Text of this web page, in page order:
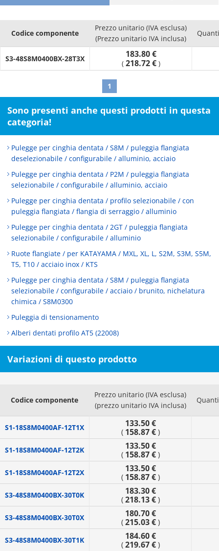
Codice componente
Prezzo unitario (IVA esclusa)
(Prezzo unitario IVA inclusa)
S3-48S8M0400BX-28T3X 183.80 €
( 218.72 € )
1
Sono presenti anche questi prodotti in questa
categoria!
Pulegge per cinghia dentata / S8M / puleggia flangiata
deselezionabile / configurabile / alluminio, acciaio
Pulegge per cinghia dentata / P2M / puleggia flangiata
selezionabile / configurabile / alluminio, acciaio
Pulegge per cinghia dentata / profilo selezionabile / con
puleggia flangiata / flangia di serraggio / alluminio
Pulegge per cinghia dentata / 2GT / puleggia flangiata
selezionabile / configurabile / alluminio
Ruote flangiate / per KATAYAMA / MXL, XL, L, S2M, S3M, S5M,
T5, T10 / acciaio inox / KTS
Pulegge per cinghia dentata / S8M / puleggia flangiata
selezionabile / configurabile / acciaio / brunito, nichelatura
chimica / S8M0300
Puleggia di tensionamento
Alberi dentati profilo AT5 (22008)
Variazioni di questo prodotto
Codice componente
Prezzo unitario (IVA esclusa)
(prezzo unitario IVA inclusa)
S1-18S8M0400AF-12T1X 133.50 €
( 158.87 €)
S1-18S8M0400AF-12T2K 133.50 €
( 158.87 €)
S1-18S8M0400AF-12T2X 133.50 €
( 158.87 €)
S3-48S8M0400BX-30T0K 183.30 €
( 218.13 €)
S3-48S8M0400BX-30T0X 180.70 €
( 215.03 €)
S3-48S8M0400BX-30T1K 184.60 €
( 219.67 €)